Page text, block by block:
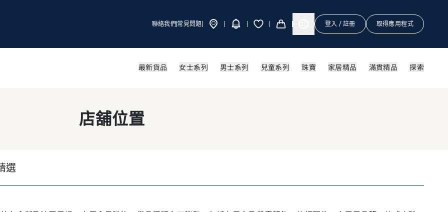
聯絡我們 常見問題 登入 / 註冊 取得應用程式
最新貨品 女士系列 男士系列 兒童系列 珠寶 家居精品 滿貫精品 探索
店舖位置
選